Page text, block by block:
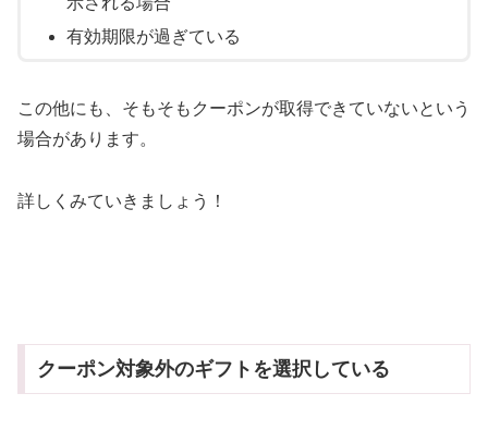
有効期限が過ぎている
この他にも、そもそもクーポンが取得できていないという
場合があります。
詳しくみていきましょう！
クーポン対象外のギフトを選択している